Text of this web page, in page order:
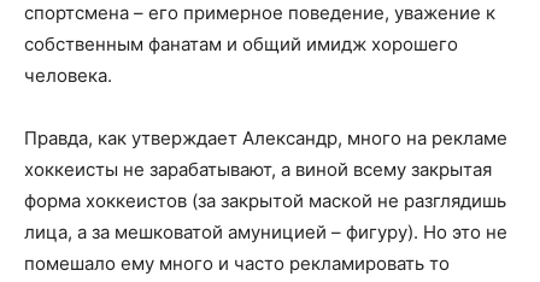
спортсмена – его примерное поведение, уважение к
собственным фанатам и общий имидж хорошего
человека.
Правда, как утверждает Александр, много на рекламе
хоккеисты не зарабатывают, а виной всему закрытая
форма хоккеистов (за закрытой маской не разглядишь
лица, а за мешковатой амуницией – фигуру). Но это не
помешало ему много и часто рекламировать то